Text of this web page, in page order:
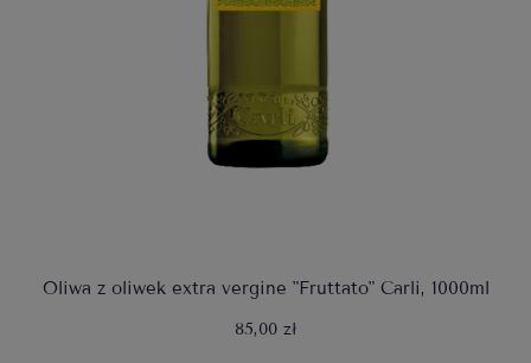
Oliwa z oliwek extra vergine "Fruttato" Carli, 1000ml
85,00 zł